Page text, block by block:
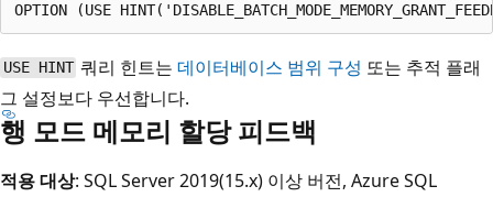
USE HINT 쿼리 힌트는데이터베이스 범위 구성 또는 추적 플래
그 설정보다 우선합니다.
행 모드 메모리 할당 피드백
적용 대상: SQL Server 2019(15.x) 이상 버전, Azure SQL